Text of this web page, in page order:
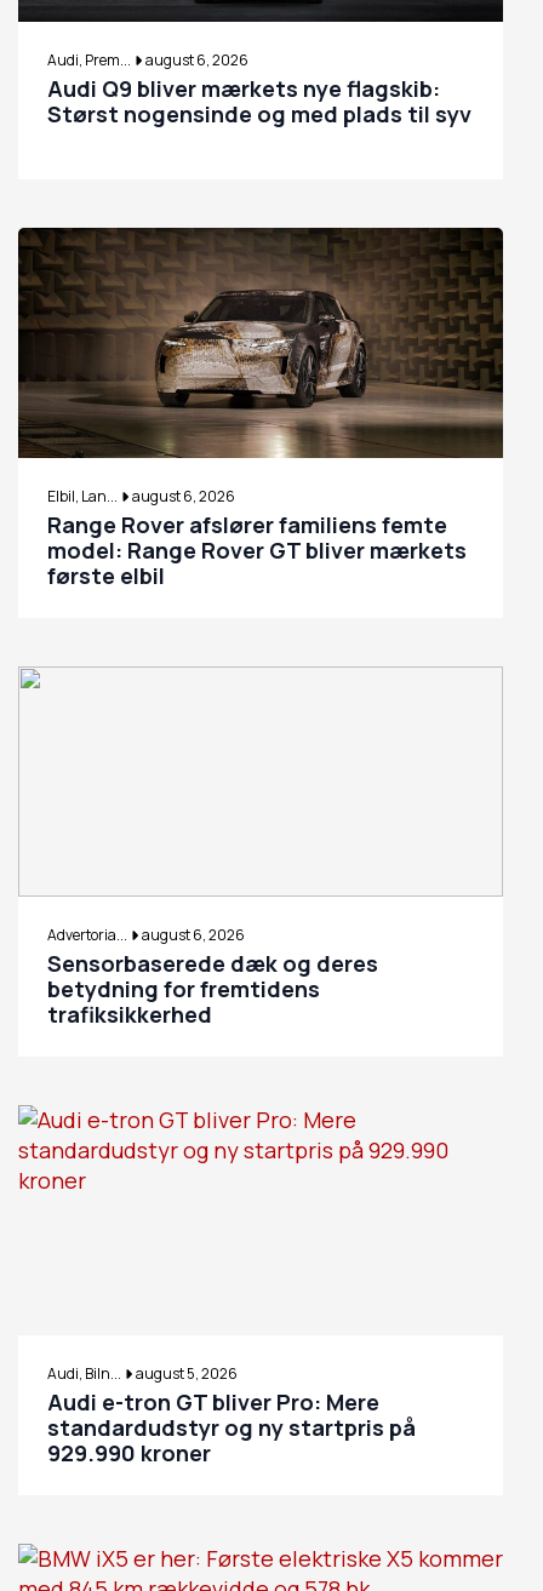
Audi, Prem... august 6, 2026
Audi Q9 bliver mærkets nye flagskib:
Størst nogensinde og med plads til syv
Elbil, Lan... august 6, 2026
Range Rover afslører familiens femte
model: Range Rover GT bliver mærkets
første elbil
Advertoria... august 6, 2026
Sensorbaserede dæk og deres
betydning for fremtidens
trafiksikkerhed
Audi, Biln... august 5, 2026
Audi e-tron GT bliver Pro: Mere
standardudstyr og ny startpris på
929.990 kroner